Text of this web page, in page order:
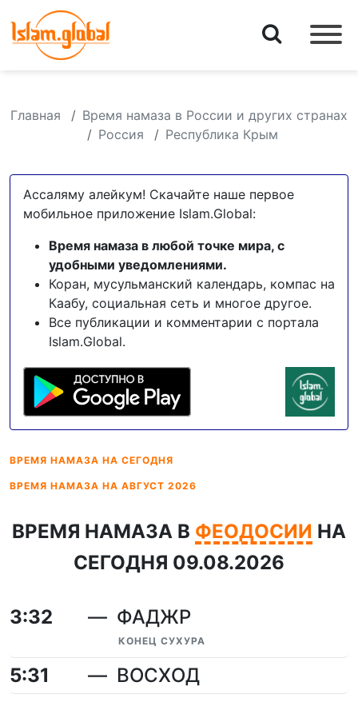
Главная
Время намаза в России и других странах
Россия
Республика Крым
Ассаляму алейкум! Скачайте наше первое
мобильное приложение Islam.Global:
Время намаза в любой точке мира, с
удобными уведомлениями.
Коран, мусульманский календарь, компас на
Каабу, социальная сеть и многое другое.
Все публикации и комментарии с портала
Islam.Global.
ВРЕМЯ НАМАЗА НА СЕГОДНЯ
ВРЕМЯ НАМАЗА НА АВГУСТ 2026
ВРЕМЯ НАМАЗА В ФЕОДОСИИ НА
СЕГОДНЯ 09.08.2026
3:32 ФАДЖР
КОНЕЦ СУХУРА
5:31
ВОСХОД